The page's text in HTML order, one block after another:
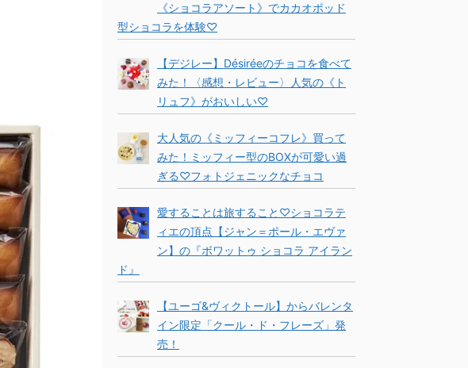
《ショコラアソート》でカカオポッド
型ショコラを体験♡
【デジレー】Désiréeのチョコを食べて
みた！〈感想・レビュー〉人気の《ト
リュフ》がおいしい♡
大人気の《ミッフィーコフレ》買って
みた！ミッフィー型のBOXが可愛い過
ぎる♡フォトジェニックなチョコ
愛することは旅すること♡ショコラテ
ィエの頂点【ジャン＝ポール・エヴァ
ン】の『ボワットゥ ショコラ アイラン
ド』
【ユーゴ&ヴィクトール】からバレンタ
イン限定「クール・ド・フレーズ」発
売！